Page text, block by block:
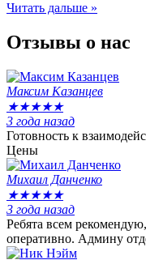
Читать дальше »
Отзывы о нас
Максим Казанцев
★★★★★
3 года назад
Готовность к
Цены
Михаил Данченко
★★★★★
3 года назад
Ребята всем
оперативно. Админу